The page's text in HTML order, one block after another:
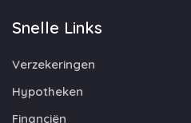
Snelle Links
Verzekeringen
Hypotheken
Financiën